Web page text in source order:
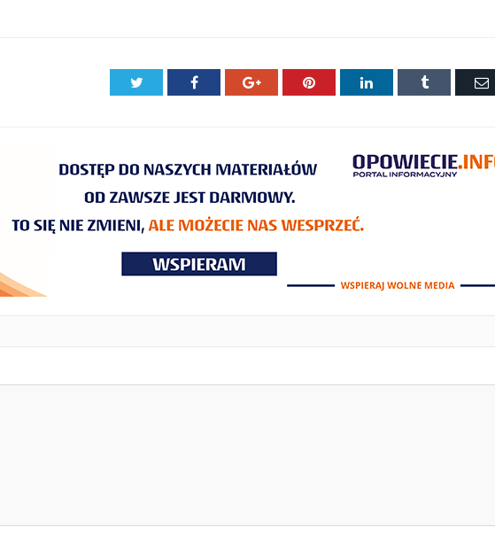
Twitter Facebook Google+ Pinterest LinkedIn Tumblr
E-